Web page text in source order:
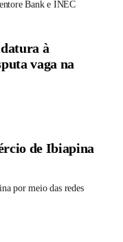
Bank e INEC
à
vaga na
de Ibiapina
por meio das redes